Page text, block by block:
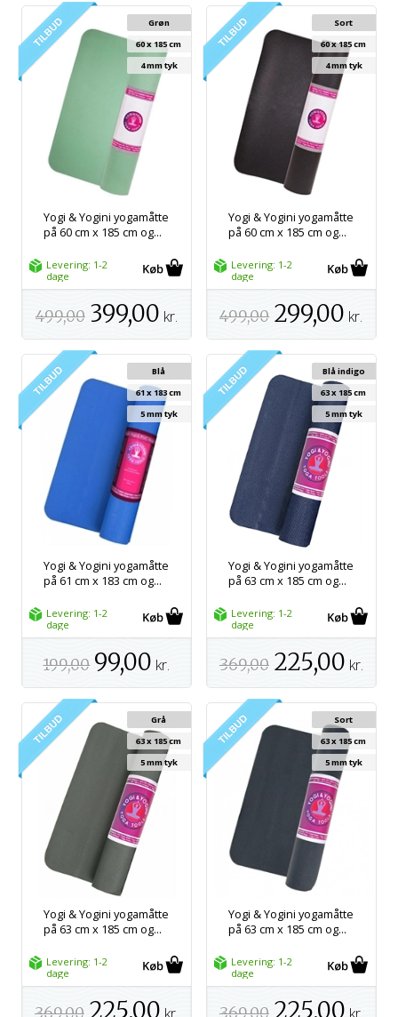
Yogi & Yogini yogamåtte
på 60 cm x 185 cm og...
Grøn
60 x 185 cm
4 mm tyk
Levering: 1-2
dage
499,00 399,00 kr.
Yogi & Yogini yogamåtte
på 60 cm x 185 cm og...
Sort
60 x 185 cm
4 mm tyk
Levering: 1-2
dage
499,00 299,00 kr.
Yogi & Yogini yogamåtte
på 61 cm x 183 cm og...
Blå
61 x 183 cm
5 mm tyk
Levering: 1-2
dage
199,00 99,00 kr.
Yogi & Yogini yogamåtte
på 63 cm x 185 cm og...
Blå indigo
63 x 185 cm
5 mm tyk
Levering: 1-2
dage
369,00 225,00 kr.
Yogi & Yogini yogamåtte
på 63 cm x 185 cm og...
Grå
63 x 185 cm
5 mm tyk
Levering: 1-2
dage
225,00
Yogi & Yogini yogamåtte
på 63 cm x 185 cm og...
Sort
63 x 185 cm
5 mm tyk
Levering: 1-2
dage
225,00